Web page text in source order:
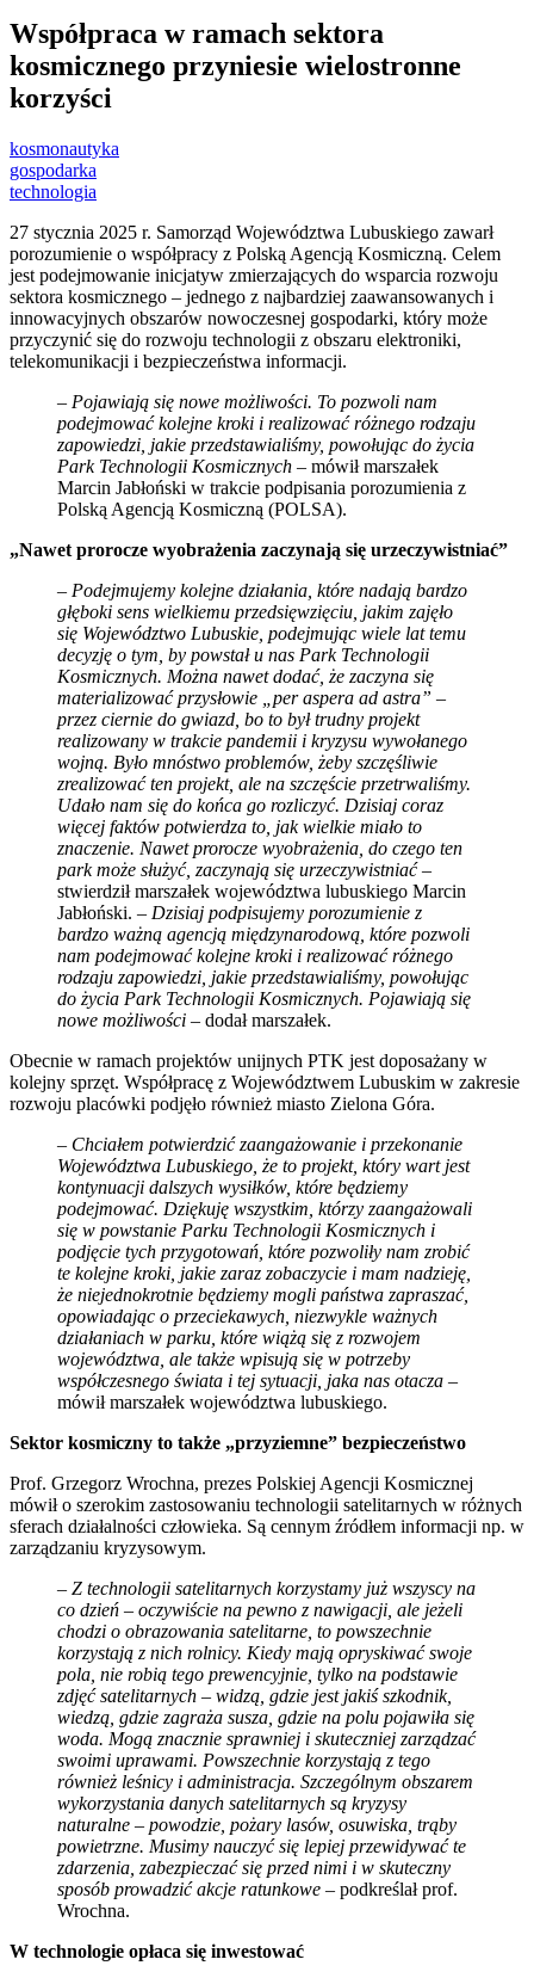
Współpraca w ramach sektora
kosmicznego przyniesie wielostronne
korzyści
kosmonautyka
gospodarka
technologia
27 stycznia 2025 r. Samorząd Województwa Lubuskiego zawarł
porozumienie o współpracy z Polską Agencją Kosmiczną. Celem
jest podejmowanie inicjatyw zmierzających do wsparcia rozwoju
sektora kosmicznego – jednego z najbardziej zaawansowanych i
innowacyjnych obszarów nowoczesnej gospodarki, który może
przyczynić się do rozwoju technologii z obszaru elektroniki,
telekomunikacji i bezpieczeństwa informacji.
– Pojawiają się nowe możliwości. To pozwoli nam
podejmować kolejne kroki i realizować różnego rodzaju
zapowiedzi, jakie przedstawialiśmy, powołując do życia
Park Technologii Kosmicznych – mówił marszałek
Marcin Jabłoński w trakcie podpisania porozumienia z
Polską Agencją Kosmiczną (POLSA).
„Nawet prorocze wyobrażenia zaczynają się urzeczywistniać”
– Podejmujemy kolejne działania, które nadają bardzo
głęboki sens wielkiemu przedsięwzięciu, jakim zajęło
się Województwo Lubuskie, podejmując wiele lat temu
decyzję o tym, by powstał u nas Park Technologii
Kosmicznych. Można nawet dodać, że zaczyna się
materializować przysłowie „per aspera ad astra” –
przez ciernie do gwiazd, bo to był trudny projekt
realizowany w trakcie pandemii i kryzysu wywołanego
wojną. Było mnóstwo problemów, żeby szczęśliwie
zrealizować ten projekt, ale na szczęście przetrwaliśmy.
Udało nam się do końca go rozliczyć. Dzisiaj coraz
więcej faktów potwierdza to, jak wielkie miało to
znaczenie. Nawet prorocze wyobrażenia, do czego ten
park może służyć, zaczynają się urzeczywistniać–
stwierdził marszałek województwa lubuskiego Marcin
Jabłoński. – Dzisiaj podpisujemy porozumienie z
bardzo ważną agencją międzynarodową, które pozwoli
nam podejmować kolejne kroki i realizować różnego
rodzaju zapowiedzi, jakie przedstawialiśmy, powołując
do życia Park Technologii Kosmicznych. Pojawiają się
nowe możliwości – dodał marszałek.
Obecnie w ramach projektów unijnych PTK jest doposażany w
kolejny sprzęt. Współpracę z Województwem Lubuskim w zakresie
rozwoju placówki podjęło również miasto Zielona Góra.
– Chciałem potwierdzić zaangażowanie i przekonanie
Województwa Lubuskiego, że to projekt, który wart jest
kontynuacji dalszych wysiłków, które będziemy
podejmować. Dziękuję wszystkim, którzy zaangażowali
się w powstanie Parku Technologii Kosmicznych i
podjęcie tych przygotowań, które pozwoliły nam zrobić
te kolejne kroki, jakie zaraz zobaczycie i mam nadzieję,
że niejednokrotnie będziemy mogli państwa zapraszać,
opowiadając o przeciekawych, niezwykle ważnych
działaniach w parku, które wiążą się z rozwojem
województwa, ale także wpisują się w potrzeby
współczesnego świata i tej sytuacji, jaka nas otacza –
mówił marszałek województwa lubuskiego.
Sektor kosmiczny to także „przyziemne” bezpieczeństwo
Prof. Grzegorz Wrochna, prezes Polskiej Agencji Kosmicznej
mówił o szerokim zastosowaniu technologii satelitarnych w różnych
sferach działalności człowieka. Są cennym źródłem informacji np. w
zarządzaniu kryzysowym.
– Z technologii satelitarnych korzystamy już wszyscy na
co dzień – oczywiście na pewno z nawigacji, ale jeżeli
chodzi o obrazowania satelitarne, to powszechnie
korzystają z nich rolnicy. Kiedy mają opryskiwać swoje
pola, nie robią tego prewencyjnie, tylko na podstawie
zdjęć satelitarnych – widzą, gdzie jest jakiś szkodnik,
wiedzą, gdzie zagraża susza, gdzie na polu pojawiła się
woda. Mogą znacznie sprawniej i skuteczniej zarządzać
swoimi uprawami. Powszechnie korzystają z tego
również leśnicy i administracja. Szczególnym obszarem
wykorzystania danych satelitarnych są kryzysy
naturalne – powodzie, pożary lasów, osuwiska, trąby
powietrzne. Musimy nauczyć się lepiej przewidywać te
zdarzenia, zabezpieczać się przed nimi i w skuteczny
sposób prowadzić akcje ratunkowe – podkreślał prof.
Wrochna.
W technologie opłaca się inwestować